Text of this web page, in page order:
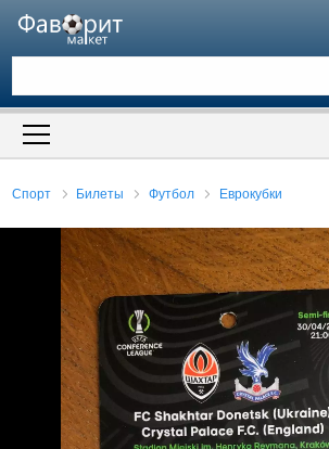
Искать также в описании
Спорт Билеты Футбол Еврокубки